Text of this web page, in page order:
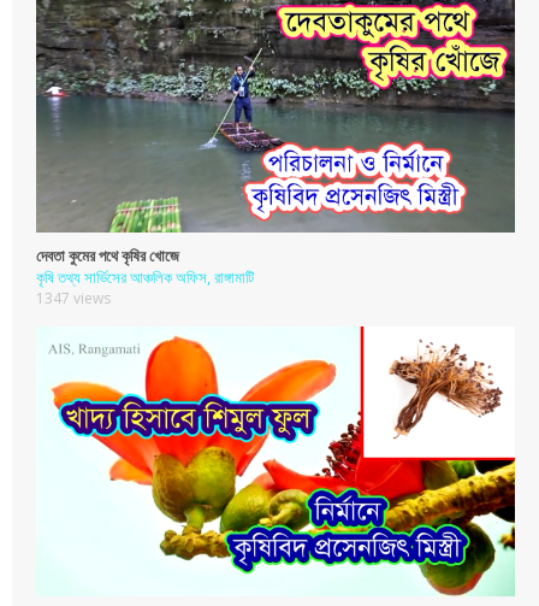
দেবতা কুমের পথে কৃষির খোজে
কৃষি তথ্য সার্ভিসের আঞ্চলিক অফিস, রাঙ্গামাটি
1347 views